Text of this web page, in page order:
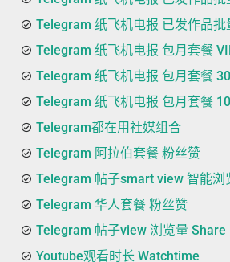
Telegram 纸飞机电报 已发作品
Telegram 纸飞机电报 包月套餐
Telegram 纸飞机电报 包月套餐
Telegram 纸飞机电报 包月套餐
Telegram都在用社媒组合
Telegram 阿拉伯套餐 粉丝赞
Telegram 帖子smart view 智能浏
Telegram 华人套餐 粉丝赞
Telegram 帖子view 浏览量 Share
Youtube观看时长 Watchtime